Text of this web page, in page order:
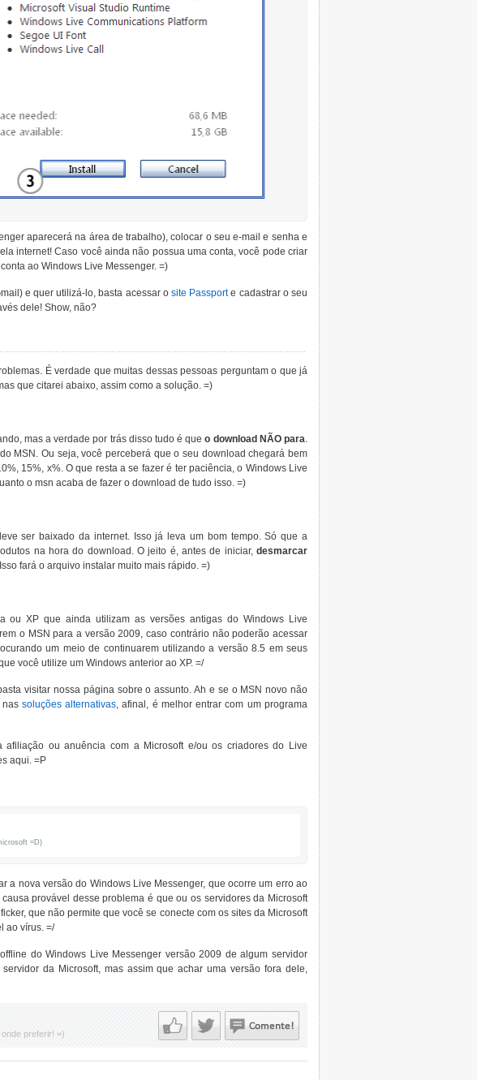
aparecerá na área de trabalho), colocar o seu e-mail e senha e
internet! Caso você ainda não possua uma conta, você pode criar
ao Windows Live Messenger. =)
e quer utilizá-lo, basta acessar osite Passporte cadastrar o seu
dele! Show, não?
É verdade que muitas dessas pessoas perguntam o que já
que citarei abaixo, assim como a solução. =)
mas a verdade por trás disso tudo é queo download NÃO para.
MSN. Ou seja, você perceberá que o seu download chegará bem
15%, x%. O que resta a se fazer é ter paciência, o Windows Live
o msn acaba de fazer o download de tudo isso. =)
ser baixado da internet. Isso já leva um bom tempo. Só que a
na hora do download. O jeito é, antes de iniciar, desmarcar
fará o arquivo instalar muito mais rápido. =)
ou XP que ainda utilizam as versões antigas do Windows Live
o MSN para a versão 2009, caso contrário não poderão acessar
um meio de continuarem utilizando a versão 8.5 em seus
você utilize um Windows anterior ao XP. =/
visitar nossa página sobre o assunto. Ah e se o MSN novo não
nas soluções alternativas, afinal, é melhor entrar com um programa
ou anuência com a Microsoft e/ou os criadores do Live
aqui. =P
=D)
a nova versão do Windows Live Messenger, que ocorre um erro ao
causa provável desse problema é que ou os servidores da Microsoft
que não permite que você se conecte com os sites da Microsoft
ao vírus. =/
do Windows Live Messenger versão 2009 de algum servidor
da Microsoft, mas assim que achar uma versão fora dele,
onde preferir! =)